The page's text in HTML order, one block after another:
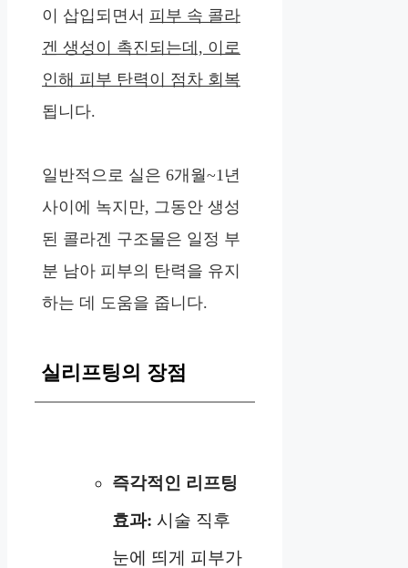
이 삽입되면서 피부 속 콜라
겐 생성이 촉진되는데, 이로
인해 피부 탄력이 점차 회복
됩니다.
일반적으로 실은 6개월~1년
사이에 녹지만, 그동안 생성
된 콜라겐 구조물은 일정 부
분 남아 피부의 탄력을 유지
하는 데 도움을 줍니다.
실리프팅의 장점
즉각적인 리프팅
효과: 시술 직후
눈에 띄게 피부가